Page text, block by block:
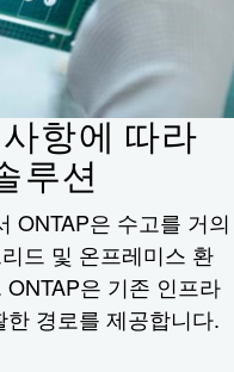
항에 따라
루션
ONTAP은 수고를 거의
드 및 온프레미스 환
은 기존 인프라
경로를 제공합니다.